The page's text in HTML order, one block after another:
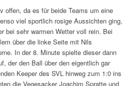
offen, da es für beide Teams um eine
viel sportlich rosige Aussichten ging,
bei sehr warmen Wetter voll rein. Bei
über die linke Seite mit Nils
In der 8. Minute spielte dieser dann
der den Ball über den eigentlich gar
Keeper des SVL hinweg zum 1:0 ins
die Vegesacker Joachim Spratte und